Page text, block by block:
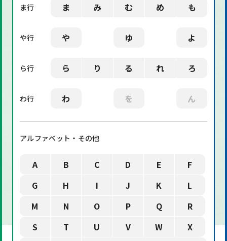
ま行 ま み む め も
や行 や ゆ よ
ら行 ら り る れ ろ
わ行 わ を ん
アルファベット・その他
A B C D E
F
G
H I J K
L
M
N O P Q
R
S
T U V W
X